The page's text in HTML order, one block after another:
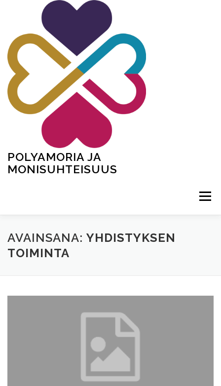
POLYAMORIA JA
MONISUHTEISUUS
Valikko
TERVETULOA TIETOA APUA VERTAISTOIMINTA
AVAINSANA: YHDISTYKSEN
TOIMINTA